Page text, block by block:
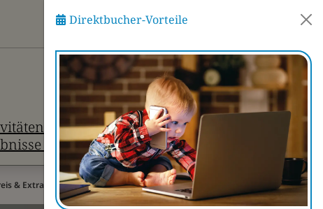
Frag den Pitzi
&
Infos &
Kontakt
& Extras
Direktbucher-Vorteile